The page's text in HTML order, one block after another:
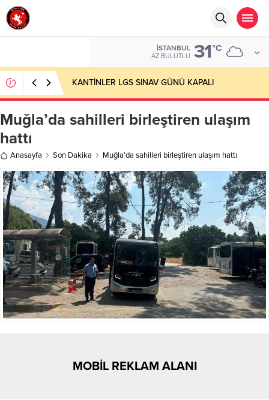
İSTANBUL
AZ BULUTLU 31°C
KANTİNLER LGS SINAV GÜNÜ KAPALI
Muğla’da sahilleri birleştiren ulaşım
hattı
Anasayfa Son Dakika Muğla’da sahilleri birleştiren ulaşım hattı
MOBİL REKLAM ALANI